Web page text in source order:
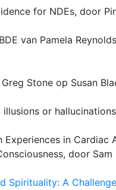
for NDEs, door
van Pamela
Stone op Susan
illusions or hallucinations
Experiences in Cardiac
door Sam
Spirituality: A